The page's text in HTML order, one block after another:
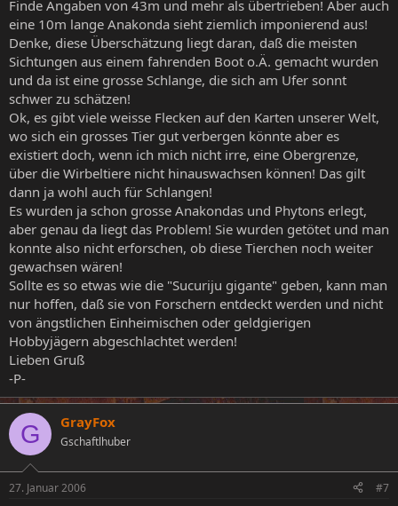
Finde Angaben von 43m und mehr als übertrieben! Aber auch
eine 10m lange Anakonda sieht ziemlich imponierend aus!
Denke, diese Überschätzung liegt daran, daß die meisten
Sichtungen aus einem fahrenden Boot o.Ä. gemacht wurden
und da ist eine grosse Schlange, die sich am Ufer sonnt
schwer zu schätzen!
Ok, es gibt viele weisse Flecken auf den Karten unserer Welt,
wo sich ein grosses Tier gut verbergen könnte aber es
existiert doch, wenn ich mich nicht irre, eine Obergrenze,
über die Wirbeltiere nicht hinauswachsen können! Das gilt
dann ja wohl auch für Schlangen!
Es wurden ja schon grosse Anakondas und Phytons erlegt,
aber genau da liegt das Problem! Sie wurden getötet und man
konnte also nicht erforschen, ob diese Tierchen noch weiter
gewachsen wären!
Sollte es so etwas wie die "Sucuriju gigante" geben, kann man
nur hoffen, daß sie von Forschern entdeckt werden und nicht
von ängstlichen Einheimischen oder geldgierigen
Hobbyjägern abgeschlachtet werden!
Lieben Gruß
-P-
G GrayFox
Gschaftlhuber
27. Januar 2006 #7